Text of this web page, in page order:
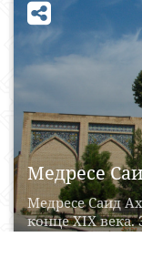
Медресе
Медресе Саид
конце XIX